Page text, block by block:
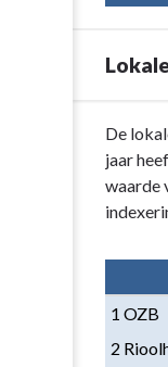
Terug
navigatie
heffingen
De
jaar
waarde
1 OZB
2